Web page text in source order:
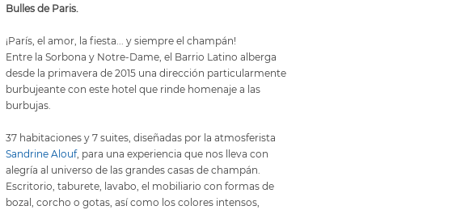
Bulles de Paris.
¡París, el amor, la fiesta... y siempre el champán!
Entre la Sorbona y Notre-Dame, el Barrio Latino alberga
desde la primavera de 2015 una dirección particularmente
burbujeante con este hotel que rinde homenaje a las
burbujas.
37 habitaciones y 7 suites, diseñadas por la atmosferista
Sandrine Alouf, para una experiencia que nos lleva con
alegría al universo de las grandes casas de champán.
Escritorio, taburete, lavabo, el mobiliario con formas de
bozal, corcho o gotas, así como los colores intensos,